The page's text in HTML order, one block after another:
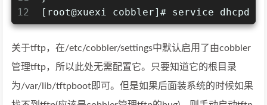
12
[root@xuexi cobbler]# service dhcpd
关于tftp，在/etc/cobbler/settings中默认启用了由cobbler
管理tftp，所以此处无需配置它。只要知道它的根目录
为/var/lib/tftpboot即可。但是如果后面装系统的时候如果